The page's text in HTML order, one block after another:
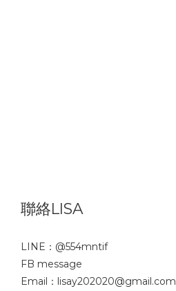
聯絡LISA
LINE： @554mntif
FB message
Email：lisay202020@gmail.com